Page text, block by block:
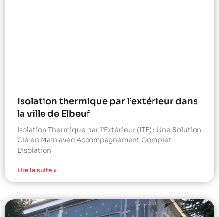
Isolation thermique par l’extérieur dans
la ville de Elbeuf
Isolation Thermique par l’Extérieur (ITE) : Une Solution
Clé en Main avec Accompagnement Complet
L’isolation
Lire la suite »